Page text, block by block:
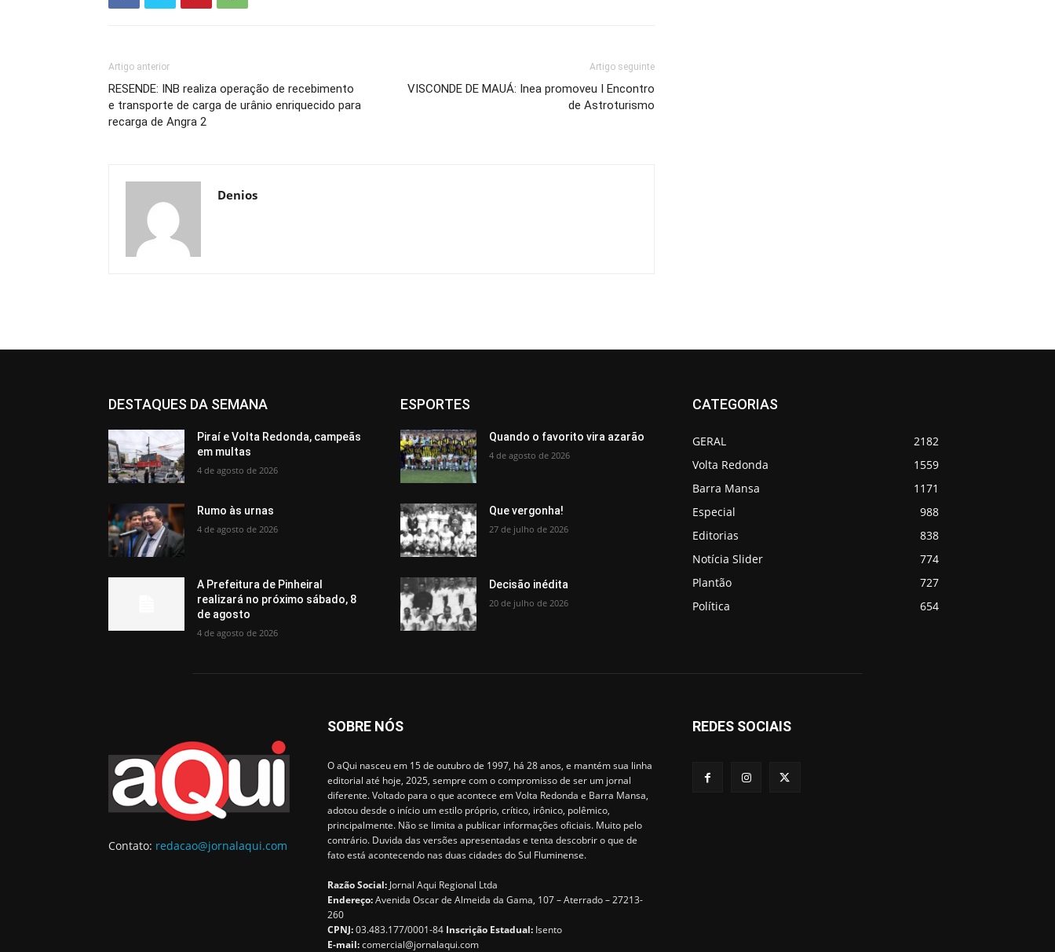
Artigo anterior
RESENDE: INB realiza operação de recebimento
e transporte de carga de urânio enriquecido para
recarga de Angra 2
Artigo seguinte
VISCONDE DE MAUÁ: Inea promoveu I Encontro
de Astroturismo
Denios
DESTAQUES DA SEMANA
Piraí e Volta Redonda, campeãs
em multas
4 de agosto de 2026
Rumo às urnas
4 de agosto de 2026
A Prefeitura de Pinheiral
realizará no próximo sábado, 8
de agosto
4 de agosto de 2026
ESPORTES
Quando o favorito vira azarão
4 de agosto de 2026
Que vergonha!
27 de julho de 2026
Decisão inédita
20 de julho de 2026
CATEGORIAS
GERAL
2182
Volta Redonda
1559
Barra Mansa
1171
Especial
988
Editorias
838
Notícia Slider
774
Plantão
727
Política
654
Contato: redacao@jornalaqui.com
SOBRE NÓS
O aQui nasceu em 15 de outubro de 1997, há 28 anos, e mantém sua linha
editorial até hoje, 2025, sempre com o compromisso de ser um jornal
diferente. Voltado para o que acontece em Volta Redonda e Barra Mansa,
adotou desde o início um estilo próprio, crítico, irônico, polêmico,
principalmente. Não se limita a publicar informações oficiais. Muito pelo
contrário. Duvida das versões apresentadas e tenta descobrir o que de
fato está acontecendo nas duas cidades do Sul Fluminense.
Razão Social: Jornal Aqui Regional Ltda
Endereço:Avenida Oscar de Almeida da Gama, 107 – Aterrado – 27213-
260
CPNJ:03.483.177/0001-84 Inscrição Estadual: Isento
E-mail:comercial@jornalaqui.com
REDES SOCIAIS